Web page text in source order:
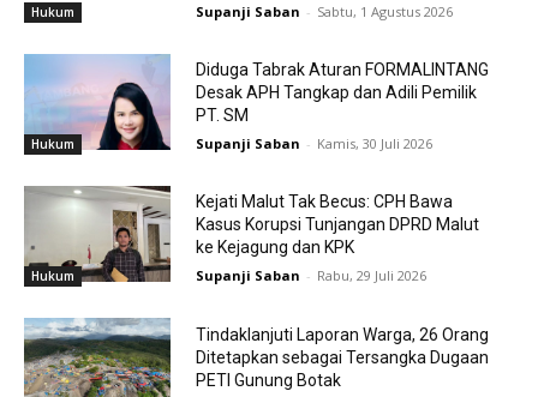
Hukum Supanji Saban - Sabtu, 1 Agustus 2026
Hukum
Diduga Tabrak Aturan FORMALINTANG
Desak APH Tangkap dan Adili Pemilik
PT. SM
Supanji Saban - Kamis, 30 Juli 2026
Hukum
Kejati Malut Tak Becus: CPH Bawa
Kasus Korupsi Tunjangan DPRD Malut
ke Kejagung dan KPK
Supanji Saban - Rabu, 29 Juli 2026
Tindaklanjuti Laporan Warga, 26 Orang
Ditetapkan sebagai Tersangka Dugaan
PETI Gunung Botak